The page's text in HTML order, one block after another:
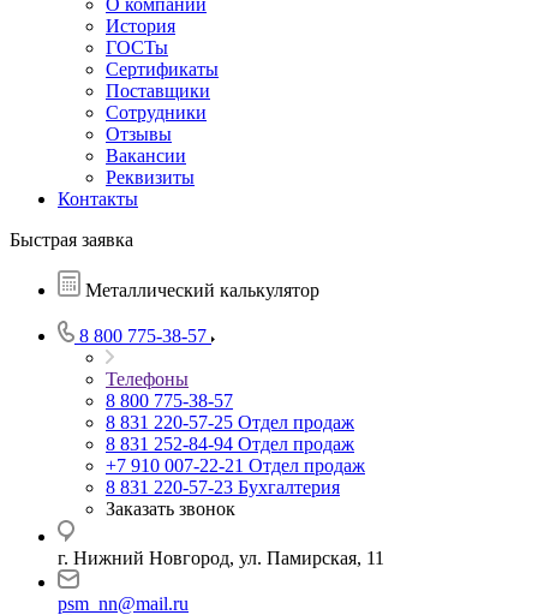
О компании
История
ГОСТы
Сертификаты
Поставщики
Сотрудники
Отзывы
Вакансии
Реквизиты
Контакты
Быстрая заявка
Металлический калькулятор
8 800 775-38-57
Телефоны
8 800 775-38-57
8 831 220-57-25 Отдел продаж
8 831 252-84-94 Отдел продаж
+7 910 007-22-21 Отдел продаж
8 831 220-57-23 Бухгалтерия
Заказать звонок
г. Нижний Новгород, ул. Памирская, 11
psm_nn@mail.ru